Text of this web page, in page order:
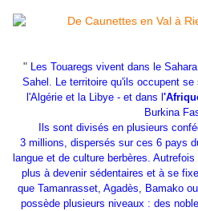
" Les Touaregs vivent dans le
Sahel. Le territoire qu'ils occupent se
l'Algérie et la Libye - et dans l
Burkina
Ils sont divisés en plusieurs
3 millions, dispersés sur ces 6 pays
langue et de culture berbères.
plus à devenir sédentaires et à se
que Tamanrasset, Agadès, Bamako
possède plusieurs niveaux : des